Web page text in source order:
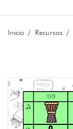
Inicio Recursos